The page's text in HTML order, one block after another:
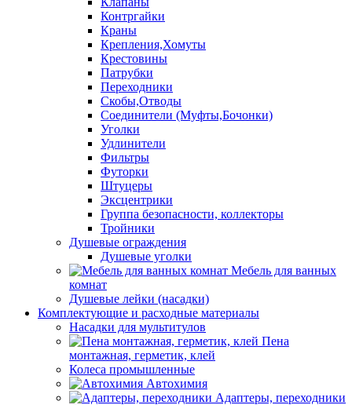
Контргайки
Краны
Крепления,Хомуты
Крестовины
Патрубки
Переходники
Скобы,Отводы
Соединители (Муфты,Бочонки)
Уголки
Удлинители
Фильтры
Футорки
Штуцеры
Эксцентрики
Группа безопасности, коллекторы
Тройники
Душевые ограждения
Душевые уголки
Мебель для ванных
комнат
Душевые лейки (насадки)
Комплектующие и расходные материалы
Насадки для мультитулов
Пена
монтажная, герметик, клей
Колеса промышленные
Автохимия
Адаптеры, переходники